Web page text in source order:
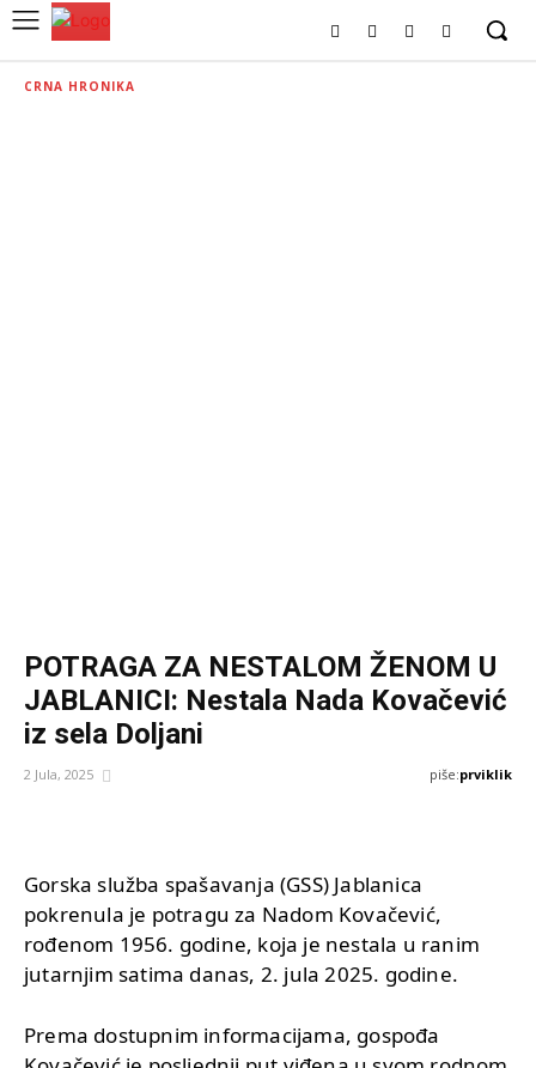
CRNA HRONIKA
POTRAGA ZA NESTALOM ŽENOM U
JABLANICI: Nestala Nada Kovačević
iz sela Doljani
2 Jula, 2025 piše:prviklik
Gorska služba spašavanja (GSS) Jablanica
pokrenula je potragu za Nadom Kovačević,
rođenom 1956. godine, koja je nestala u ranim
jutarnjim satima danas, 2. jula 2025. godine.
Prema dostupnim informacijama, gospođa